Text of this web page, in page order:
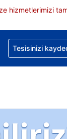
hizmetlerimizi
Mevcut para
Mevcut
Tesisinizi